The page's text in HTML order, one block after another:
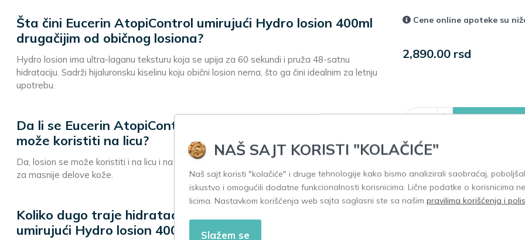
Šta čini Eucerin AtopiControl umirujući Hydro losion 400ml
drugačijim od običnog losiona?
Hydro losion ima ultra-laganu teksturu koja se upija za 60 sekundi i pruža 48-satnu
hidrataciju. Sadrži hijaluronsku kiselinu koju obični losion nema, što ga čini idealnim za letnju
upotrebu.
Da li se Eucerin AtopiControl umirujući Hydro losion 400ml
može koristiti na licu?
Da, losion se može koristiti i na licu i na telu. Ultra-lagana formulacija je posebno pogodna
za masnije delove kože.
Koliko dugo traje hidratacija kod Eucerin AtopiControl
umirujući Hydro losion 400ml?
Cene online apoteke su
2,890.00 rsd
+
Slični proizvodi
NAŠ SAJT KORISTI "KOLAČIĆE"
Naš sajt koristi "kolačiće" i druge tehnologije kako bismo analizirali saobraćaj,
iskustvo i omogućili dodatne funkcionalnosti korisnicima. Lične podatke o korisnicima
licima. Nastavkom korišćenja web sajta saglasni ste sa našim pravilima korišćenja i
Slažem se